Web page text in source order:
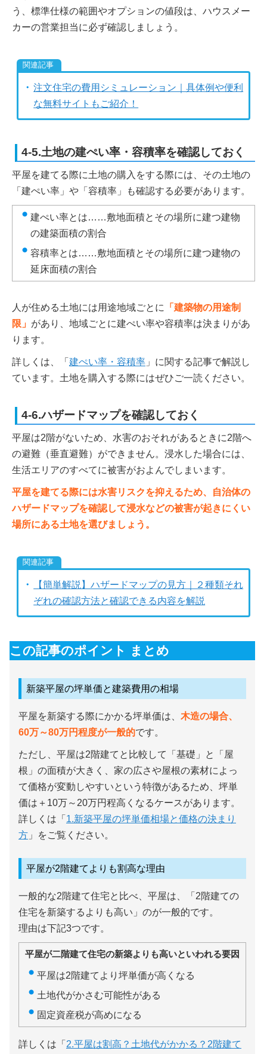
う、標準仕様の範囲やオプションの値段は、ハウスメー
カーの営業担当に必ず確認しましょう。
注文住宅の費用シミュレーション｜具体例や便利
な無料サイトもご紹介！
4-5.土地の建ぺい率・容積率を確認しておく
平屋を建てる際に土地の購入をする際には、その土地の
「建ぺい率」や「容積率」も確認する必要があります。
建ぺい率とは……敷地面積とその場所に建つ建物
の建築面積の割合
容積率とは……敷地面積とその場所に建つ建物の
延床面積の割合
人が住める土地には用途地域ごとに
「建築物の用途制
限」 があり、地域ごとに建ぺい率や容積率は決まりがあ
ります。
詳しくは、「 建ぺい率・容積率 」に関する記事で解説し
ています。土地を購入する際にはぜひご一読ください。
4-6.ハザードマップを確認しておく
平屋は2階がないため、水害のおそれがあるときに2階へ
の避難（垂直避難）ができません。浸水した場合には、
生活エリアのすべてに被害がおよんでしまいます。
平屋を建てる際には水害リスクを抑えるため、自治体の
ハザードマップを確認して浸水などの被害が起きにくい
場所にある土地を選びましょう。
【簡単解説】ハザードマップの見方｜２種類それ
ぞれの確認方法と確認できる内容を解説
この記事のポイント まとめ
新築平屋の坪単価と建築費用の相場
平屋を新築する際にかかる坪単価は、 木造の場合、
60万～80万円程度が一般的です。
ただし、平屋は2階建てと比較して「基礎」と「屋
根」の面積が大きく、家の広さや屋根の素材によっ
て価格が変動しやすいという特徴があるため、坪単
価は＋10万～20万円程高くなるケースがあります。
詳しくは「 1.新築平屋の坪単価相場と価格の決まり
方 」をご覧ください。
平屋が2階建てよりも割高な理由
一般的な2階建て住宅と比べ、平屋は、「2階建ての
住宅を新築するよりも高い」のが一般的です。
理由は下記3つです。
平屋が二階建て住宅の新築よりも高いといわれる要因
平屋は2階建てより坪単価が高くなる
土地代がかさむ可能性がある
固定資産税が高めになる
詳しくは「 2.平屋は割高？土地代がかかる？2階建て